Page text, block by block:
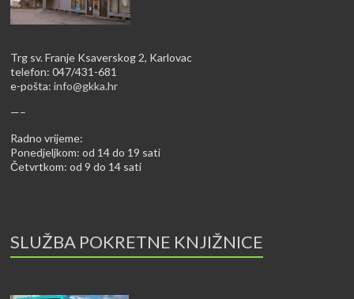
Trg sv. Franje Ksaverskog 2, Karlovac
telefon: 047/431-681
e-pošta:info@gkka.hr
—–
Radno vrijeme:
Ponedjeljkom: od 14 do 19 sati
Četvrtkom: od 9 do 14 sati
SLUŽBA POKRETNE KNJIŽNICE